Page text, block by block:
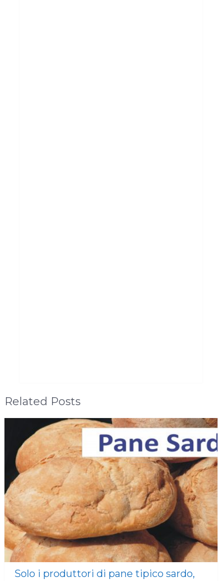
Related Posts
Solo i produttori di pane tipico sardo,